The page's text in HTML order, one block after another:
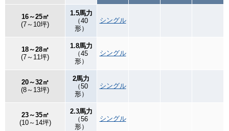
16～25㎡
(7～10坪)
1.5馬力
（40
形）
シングル
18～28㎡
(7～11坪)
1.8馬力
（45
形）
シングル
20～32㎡
(8～13坪)
2馬力
（50
形）
シングル
23～35㎡
(10～14坪)
2.3馬力
（56
形）
シングル